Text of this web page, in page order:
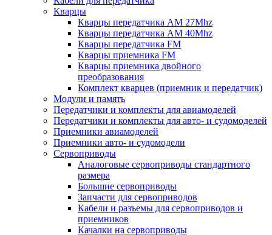
Кварцы
Кварцы передатчика AM 27Mhz
Кварцы передатчика AM 40Mhz
Кварцы передатчика FM
Кварцы приемника FM
Кварцы приемника двойного
преобразования
Комплект кварцев (приемник и передатчик)
Модули и память
Передатчики и комплекты для авиамоделей
Передатчики и комплекты для авто- и судомоделей
Приемники авиамоделей
Приемники авто- и судомодели
Сервоприводы
Аналоговые сервоприводы стандартного
размера
Большие сервоприводы
Запчасти для сервоприводов
Кабели и разъемы для сервоприводов и
приемников
Качалки на сервоприводы